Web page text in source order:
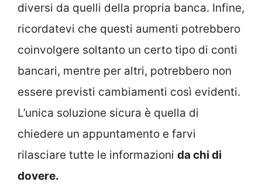
diversi da quelli della propria banca. Infine,
ricordatevi che questi aumenti potrebbero
coinvolgere soltanto un certo tipo di conti
bancari, mentre per altri, potrebbero non
essere previsti cambiamenti così evidenti.
L’unica soluzione sicura è quella di
chiedere un appuntamento e farvi
rilasciare tutte le informazioni da chi di
dovere.